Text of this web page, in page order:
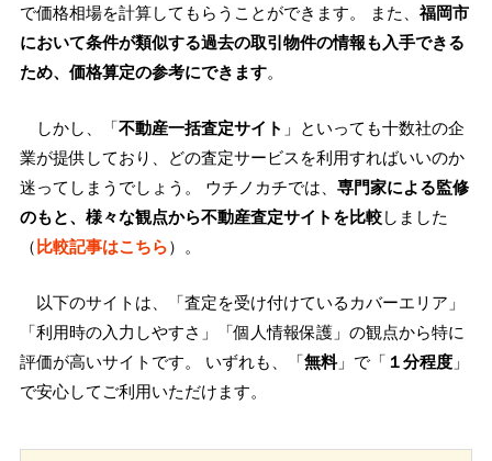
で価格相場を計算してもらうことができます。 また、 福岡市
において条件が類似する過去の取引物件の情報も入手できる
ため、価格算定の参考にできます。
しかし、「不動産一括査定サイト 」といっても十数社の企
業が提供しており、どの査定サービスを利用すればいいのか
迷ってしまうでしょう。 ウチノカチでは、 専門家による監修
のもと、様々な観点から不動産査定サイトを比較しました
（比較記事はこちら）。
以下のサイトは、「査定を受け付けているカバーエリア」
「利用時の入力しやすさ」「個人情報保護」の観点から特に
評価が高いサイトです。 いずれも、「無料」で「 １分程度 」
で安心してご利用いただけます。